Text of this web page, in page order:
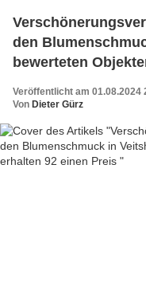
den
bewerteten
Veröffentlicht am 01.08.2024
Von Dieter Gürz